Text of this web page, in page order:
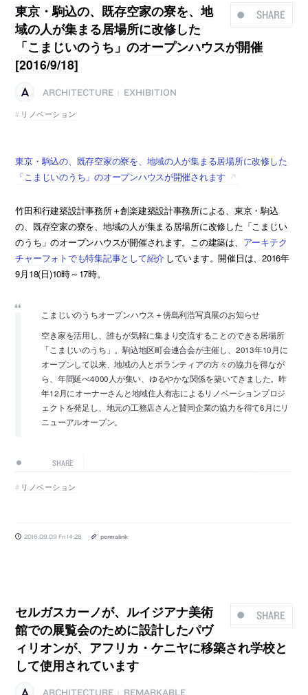
SHARE
東京・駒込の、既存空家の寮を、地
域の人が集まる居場所に改修した
「こまじいのうち」のオープンハウスが開催
[2016/9/18]
ARCHITECTURE
EXHIBITION
リノベーション
東京・駒込の、既存空家の寮を、地域の人が集まる居場所に改修した
「こまじいのうち」のオープンハウスが開催されます
竹田和行建築設計事務所＋創楽建築設計事務所による、東京・駒込
の、既存空家の寮を、地域の人が集まる居場所に改修した「こまじい
のうち」のオープンハウスが開催されます。この建築は、 アーキテク
チャーフォトでも特集記事として紹介 しています。開催日は、2016年
9月18(日)10時～17時。
こまじいのうちオープンハウス＋傍島利浩写真展のお知らせ
空き家を活用し、誰もが気軽に集まり交流することのできる居場所
「こまじいのうち」。駒込地区町会連合会が主催し、2013年10月に
オープンして以来、地域の人とボランティアの方々の協力を得なが
ら、年間延べ4000人が集い、ゆるやかな関係を築いてきました。昨
年12月にオーナーさんと地域住人有志によるリノベーションプロジ
ェクトを発足し、地元の工務店さんと賛同企業の協力を得て6月にリ
ニューアルオープン。
SHARE
リノベーション
2016.09.09 Fri 14:28 permalink
SHARE
セルガスカーノが、ルイジアナ美術
館での展覧会のために設計したパヴ
ィリオンが、アフリカ・ケニヤに移築され学校と
して使用されています
ARCHITECTURE REMARKABLE